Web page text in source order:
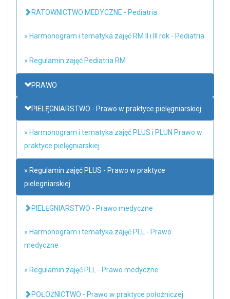
RATOWNICTWO MEDYCZNE - Pediatria
» Harmonogram i tematyka zajęć RM II i III rok - Pediatria
» Regulamin zajęć Pediatria RM
PRAWO
PIELĘGNIARSTWO - Prawo w praktyce pielęgniarskiej
» Harmonogram i tematyka zajęć PLUS i PLUN Prawo w
praktyce pielęgniarskiej
» Regulamin zajęć PLUS - Prawo w praktyce
pielegniarskiej
PIELĘGNIARSTWO - Prawo medyczne
» Harmonogram i tematyka zajęć PLL - Prawo
medyczne
» Regulamin zajęć PLL - Prawo medyczne
POŁOŻNICTWO - Prawo w praktyce położniczej